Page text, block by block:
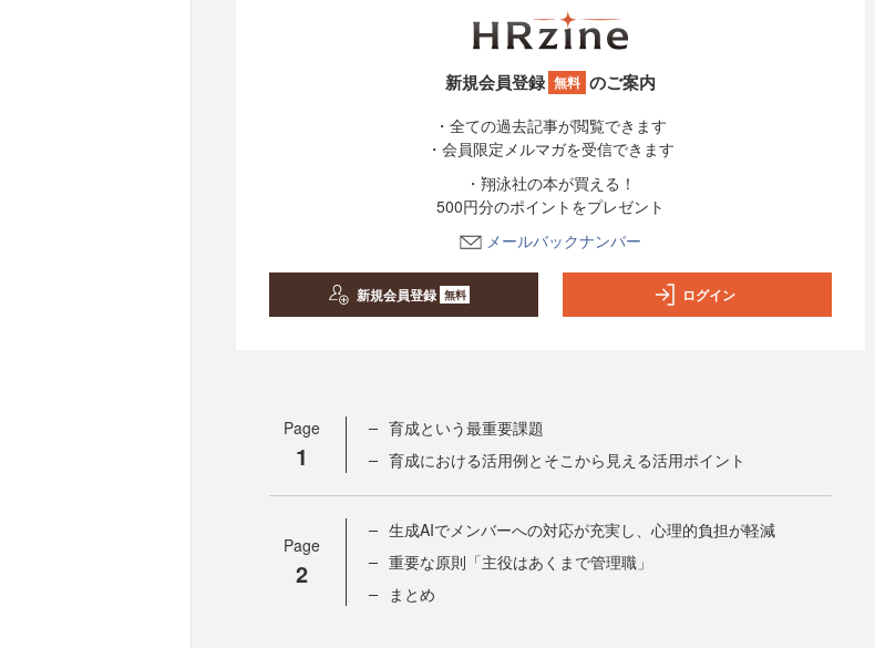
新規会員登録 無料 のご案内
・全ての過去記事が閲覧できます
・会員限定メルマガを受信できます
・翔泳社の本が買える！
500円分のポイントをプレゼント
メールバックナンバー
新規会員登録 無料 ログイン
Page
1
育成という最重要課題
育成における活用例とそこから見える活用ポイント
Page
2
生成AIでメンバーへの対応が充実し、心理的負担が軽減
重要な原則「主役はあくまで管理職」
まとめ